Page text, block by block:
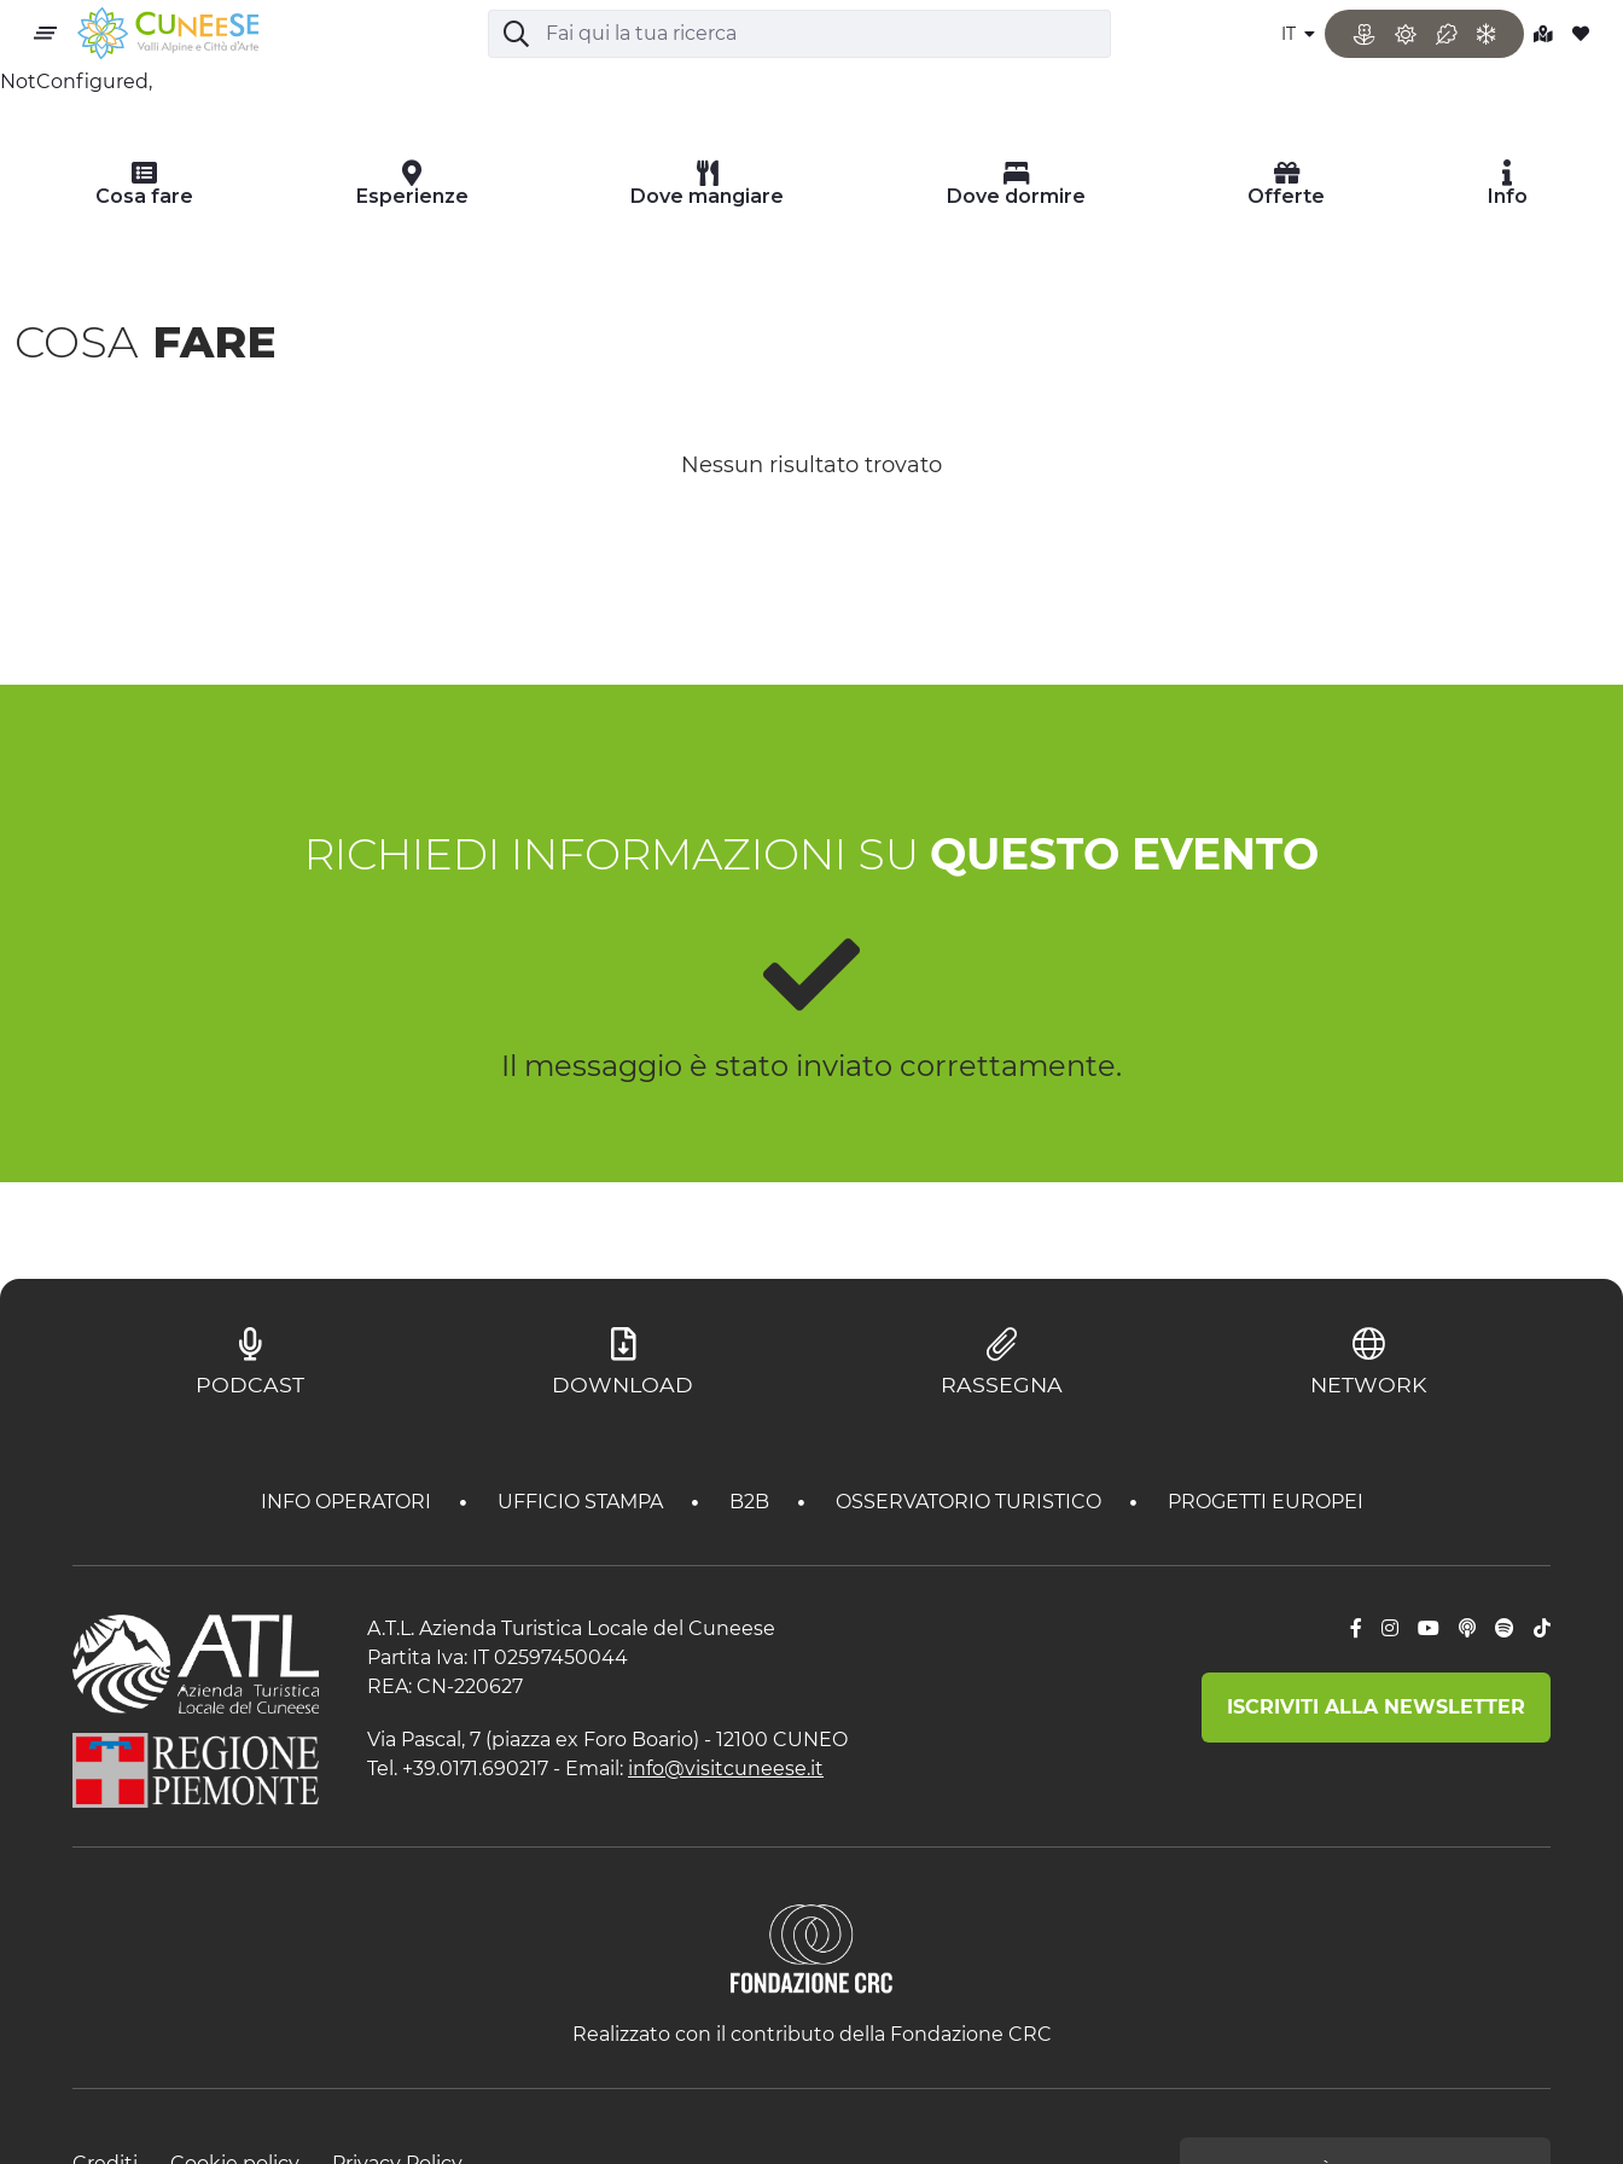
IT
NotConfigured,
Cosa fare Esperienze Dove mangiare Dove dormire Offerte Info
COSA FARE
Nessun risultato trovato
RICHIEDI INFORMAZIONI SU QUESTO EVENTO
Il messaggio è stato inviato correttamente.
PODCAST DOWNLOAD RASSEGNA NETWORK
INFO OPERATORI UFFICIO STAMPA B2B OSSERVATORIO TURISTICO PROGETTI EUROPEI
A.T.L. Azienda Turistica Locale del Cuneese
Partita Iva: IT 02597450044
REA: CN-220627
Via Pascal, 7 (piazza ex Foro Boario) - 12100 CUNEO
Tel. +39.0171.690217 - Email: info@visitcuneese.it
ISCRIVITI ALLA NEWSLETTER
Realizzato con il contributo della Fondazione CRC